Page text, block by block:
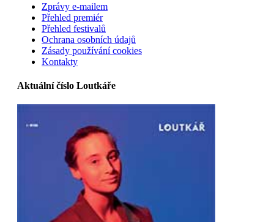
Zprávy e-mailem
Přehled premiér
Přehled festivalů
Ochrana osobních údajů
Zásady používání cookies
Kontakty
Aktuální číslo Loutkáře